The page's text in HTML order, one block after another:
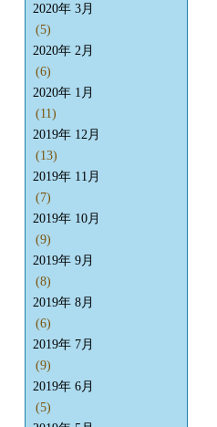
2020年 3月
(5)
2020年 2月
(6)
2020年 1月
(11)
2019年 12月
(13)
2019年 11月
(7)
2019年 10月
(9)
2019年 9月
(8)
2019年 8月
(6)
2019年 7月
(9)
2019年 6月
(5)